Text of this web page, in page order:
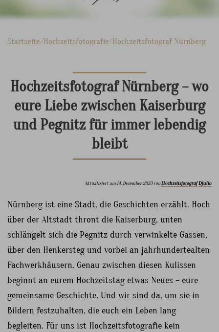
Startseite Hochzeitsfotografie Hochzeitsfotograf Nürnberg
Hochzeitsfotograf Nürnberg – wo
eure Liebe zwischen Kaiserburg
und Pegnitz für immer lebendig
bleibt
Aktualisiert am 14. Dezember 2023 vonHochzeitsfotografDjulia
Nürnberg ist eine Stadt, die Geschichten erzählt. Hoch
über der Altstadt thront die Kaiserburg, unten
schlängelt sich die Pegnitz durch verwinkelte Gassen,
über den Henkersteg und vorbei an jahrhundertealten
Fachwerkhäusern. Genau zwischen diesen Kulissen
beginnt an eurem Hochzeitstag etwas Neues – eure
gemeinsame Geschichte. Und wir sind da, um sie in
Bildern festzuhalten, die euch ein Leben lang
begleiten. Für uns ist Hochzeitsfotografie kein